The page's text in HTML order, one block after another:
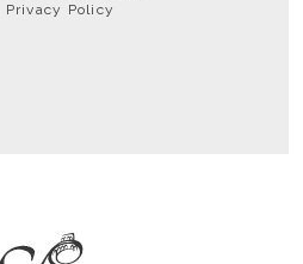
Privacy Policy